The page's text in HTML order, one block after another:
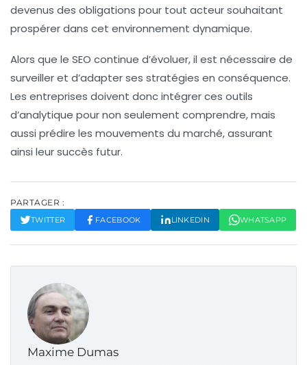
devenus des obligations pour tout acteur souhaitant
prospérer dans cet environnement dynamique.
Alors que le SEO continue d’évoluer, il est nécessaire de
surveiller et d’adapter ses stratégies en conséquence.
Les entreprises doivent donc intégrer ces outils
d’analytique pour non seulement comprendre, mais
aussi prédire les mouvements du marché, assurant
ainsi leur succès futur.
PARTAGER :
TWITTER FACEBOOK LINKEDIN WHATSAPP
Maxime Dumas